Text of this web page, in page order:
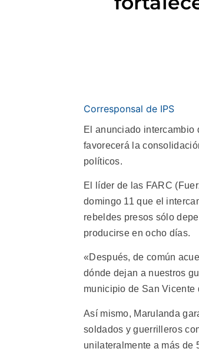
Corresponsal de IPS
El anunciado intercambio
favorecerá la
políticos.
El líder de las FARC
domingo 11 que el
rebeldes presos sólo
producirse en ocho días.
«Después, de común
dónde dejan a nuestros
municipio de San Vicente
Así mismo, Marulanda
soldados y guerrilleros
unilateralmente a más de